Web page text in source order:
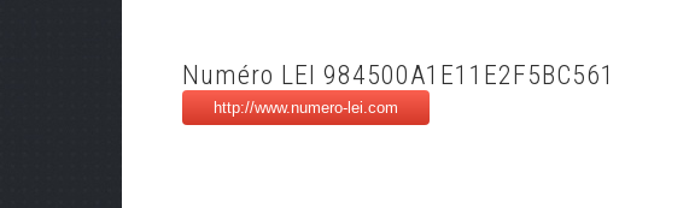
Numéro LEI 984500A1E11E2F5BC561